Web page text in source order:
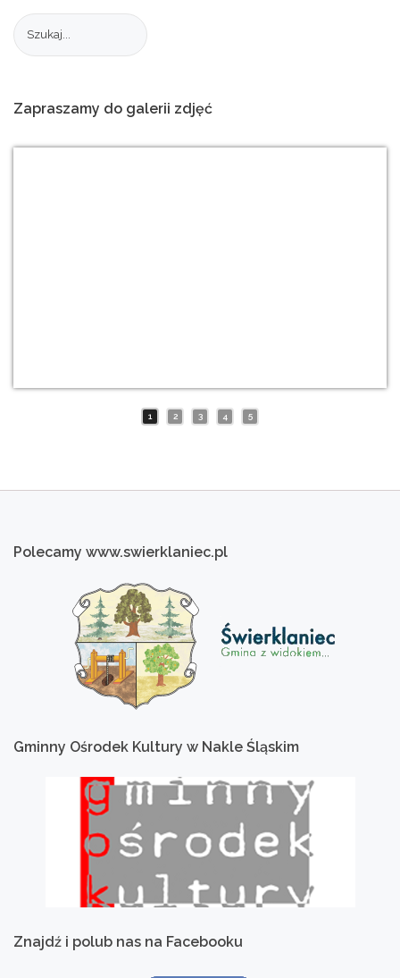
Zapraszamy do galerii zdjęć
1 2 3 4 5
Polecamy www.swierklaniec.pl
Gminny Ośrodek Kultury w Nakle Śląskim
Znajdź i polub nas na Facebooku